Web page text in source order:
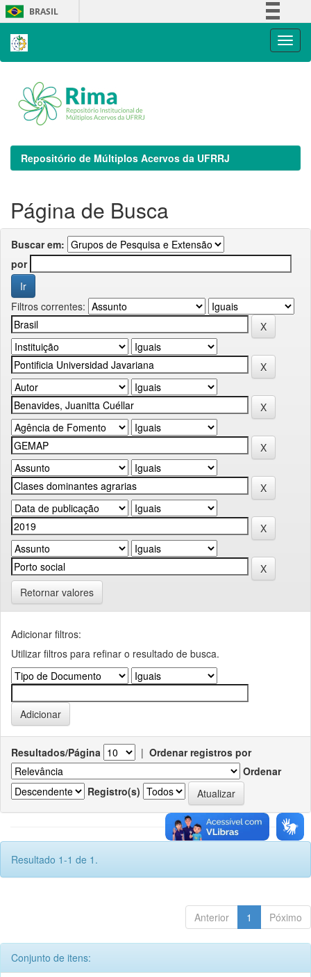
Skip
navigation
BRASIL
Repositório de Múltiplos Acervos da UFRRJ
Página de Busca
Buscar em:
por
Filtros correntes:
Retornar valores
Adicionar filtros:
Utilizar filtros para refinar o resultado de busca.
Resultados/Página | Ordenar registros por
Ordenar
Registro(s)
Resultado 1-1 de 1.
Anterior 1 Póximo
Conjunto de itens: